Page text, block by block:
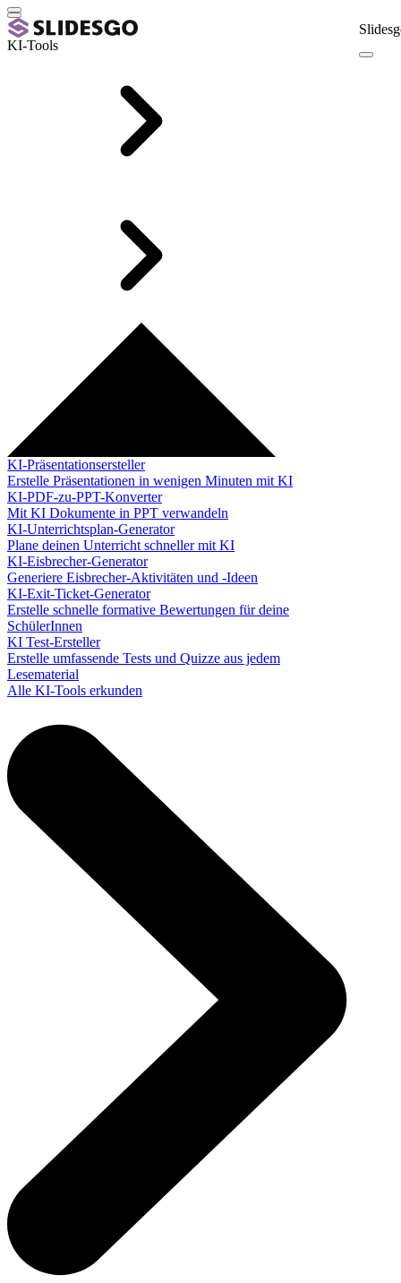
KI-Tools
KI-Präsentationsersteller
Erstelle Präsentationen in wenigen Minuten mit KI
KI-PDF-zu-PPT-Konverter
Mit KI Dokumente in PPT verwandeln
KI-Unterrichtsplan-Generator
Plane deinen Unterricht schneller mit KI
KI-Eisbrecher-Generator
Generiere Eisbrecher-Aktivitäten und -Ideen
KI-Exit-Ticket-Generator
Erstelle schnelle formative Bewertungen für deine
SchülerInnen
KI Test-Ersteller
Erstelle umfassende Tests und Quizze aus jedem
Lesematerial
Alle KI-Tools erkunden